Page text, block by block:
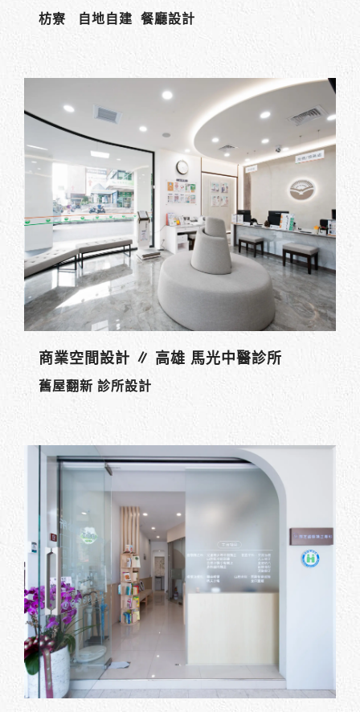
枋寮 自地自建 餐廳設計
商業空間設計 ∥ 高雄 馬光中醫診所
舊屋翻新 診所設計